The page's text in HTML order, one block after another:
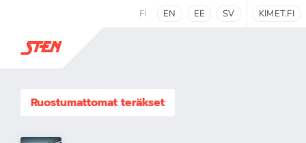
FI EN EE SV KIMET.FI
Ruostumattomat teräkset